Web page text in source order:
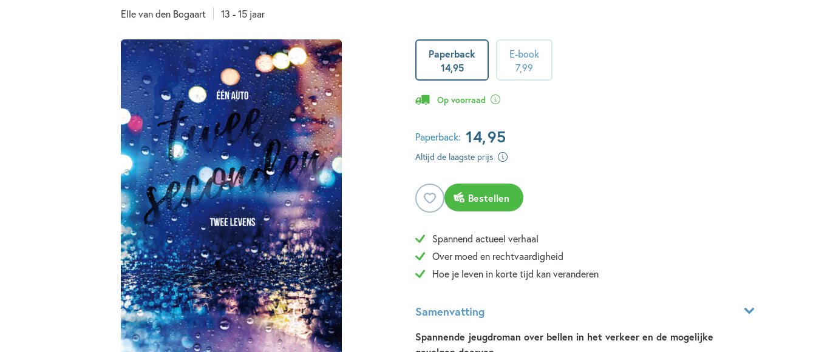
Elle van den Bogaart 13 - 15 jaar
Paperback
14,95
E-book
7,99
Op voorraad
Paperback: 14,95
Altijd de laagste prijs
Bestellen
Spannend actueel verhaal
Over moed en rechtvaardigheid
Hoe je leven in korte tijd kan veranderen
Samenvatting
Spannende jeugdroman over bellen in het verkeer en de mogelijke